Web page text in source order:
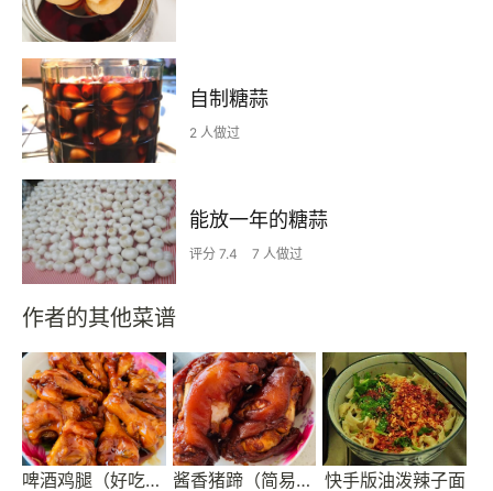
自制糖蒜
2 人做过
能放一年的糖蒜
评分 7.4 7 人做过
作者的其他菜谱
啤酒鸡腿（好吃简单的硬菜） 酱香猪蹄（简易家常版） 快手版油泼辣子面